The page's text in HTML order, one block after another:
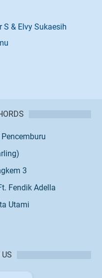
& Elvy Sukaesih
3
Fendik Adella
Utami